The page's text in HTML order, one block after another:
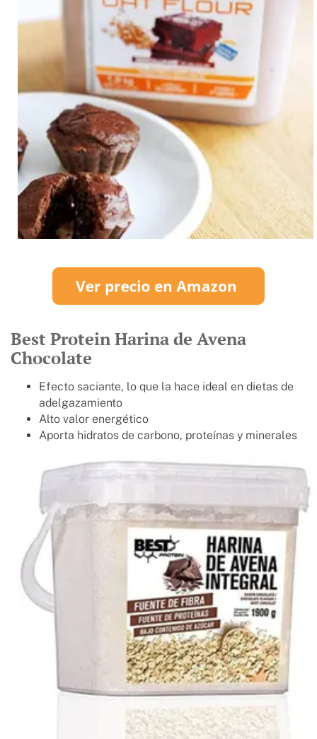
Best Protein Harina de Avena
Chocolate
Efecto saciante, lo que la hace ideal en dietas de
adelgazamiento
Alto valor energético
Aporta hidratos de carbono, proteínas y minerales